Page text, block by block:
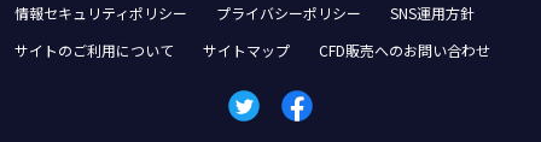
情報セキュリティポリシー プライバシーポリシー
SNS運用方針
サイトのご利用について
サイトマップ CFD販売へのお問い合わせ